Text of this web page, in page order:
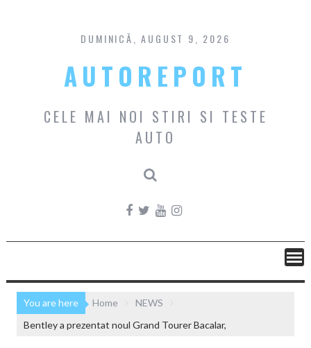
content
DUMINICĂ, AUGUST 9, 2026
AUTOREPORT
CELE MAI NOI STIRI SI TESTE
AUTO
You are here Home
NEWS
Bentley a prezentat noul Grand Tourer Bacalar,